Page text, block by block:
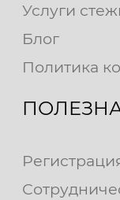
Услуги
Блог
Политика